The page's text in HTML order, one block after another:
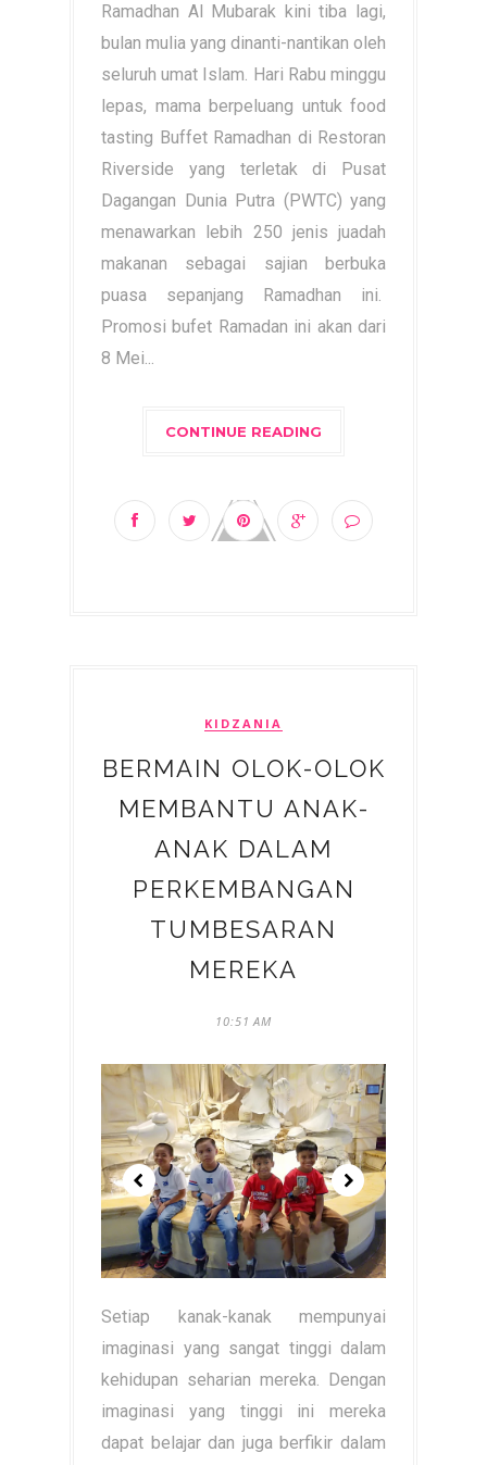
Ramadhan Al Mubarak kini tiba lagi,
bulan mulia yang dinanti-nantikan oleh
seluruh umat Islam. Hari Rabu minggu
lepas, mama berpeluang untuk food
tasting Buffet Ramadhan di Restoran
Riverside yang terletak di Pusat
Dagangan Dunia Putra (PWTC) yang
menawarkan lebih 250 jenis juadah
makanan sebagai sajian berbuka
puasa sepanjang Ramadhan ini.
Promosi bufet Ramadan ini akan dari
8 Mei...
CONTINUE READING
KIDZANIA
BERMAIN OLOK-OLOK
MEMBANTU ANAK-
ANAK DALAM
PERKEMBANGAN
TUMBESARAN
MEREKA
10:51 AM
Setiap kanak-kanak mempunyai
imaginasi yang sangat tinggi dalam
kehidupan seharian mereka. Dengan
imaginasi yang tinggi ini mereka
dapat belajar dan juga berfikir dalam